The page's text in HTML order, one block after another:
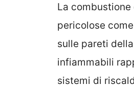
La
pericolose
sulle pareti
infiammabili
sistemi di